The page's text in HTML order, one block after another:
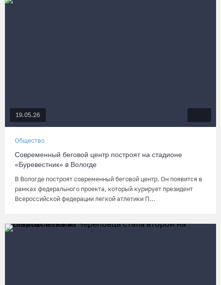
19.05.26
Общество
Современный беговой центр построят на стадионе
«Буревестник» в Вологде
В Вологде построят современный беговой центр. Он появится в
рамках федерального проекта, который курирует президент
Всероссийской федерации легкой атлетики П...